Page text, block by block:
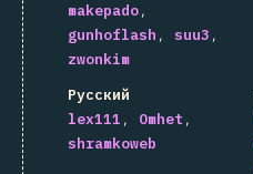
makepado
gunhoflash
suu3
zwonkim
Русский
lex111
Omhet
shramkoweb